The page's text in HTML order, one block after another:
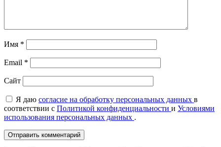
Имя *
Email *
Сайт
Я даю согласие на обработку персональных данных в
соответствии с Политикой конфиденциальности и Условиями
использования персональных данных .